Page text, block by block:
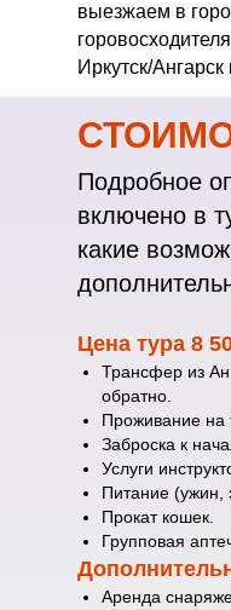
выезжаем в
Иркутск/
Трансфер из
обратно.
Проживание на
Заброска к
Услуги
Питание (ужин,
Прокат кошек.
Групповая
Аренда
Цена тура 8
Подробное
включено в
какие